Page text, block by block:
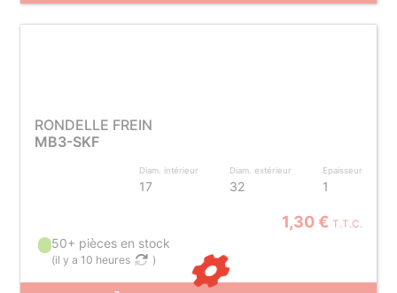
RONDELLE FREIN
MB3-SKF
Diam. intérieur
17
Diam. extérieur
32
Epaisseur
1
1,30 € T.T.C.
50+ pièces en stock
(il y a 10 heures )